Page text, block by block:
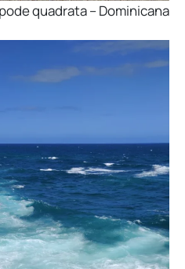
quadrata – Dominicana